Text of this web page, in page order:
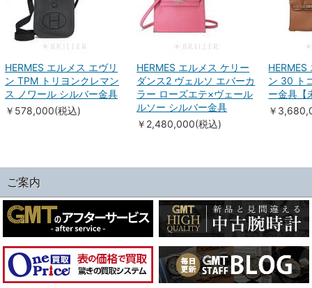
HERMES エルメス エヴリ
ン TPM トリヨンクレマン
ス ノワール シルバー金具
￥578,000(税込)
HERMES エルメス ケリー
ダンス2 ヴェルソ エバーカ
ラー ローズエテ×ヴェール
ルソー シルバー金具
￥2,480,000(税込)
ン 30 ト
ー金具【
￥
ご案内